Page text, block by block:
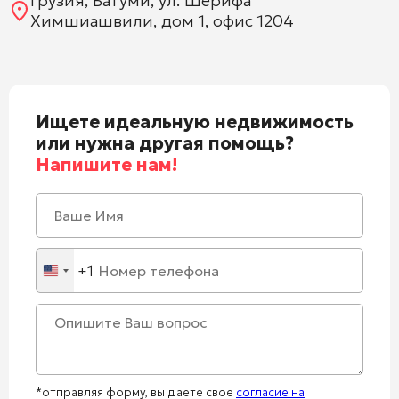
Химшиашвили, дом 1, офис 1204
Ищете идеальную недвижимость
или нужна другая помощь?
Напишите нам!
United
States
+1
+1
*отправляя форму, вы даете свое согласие на